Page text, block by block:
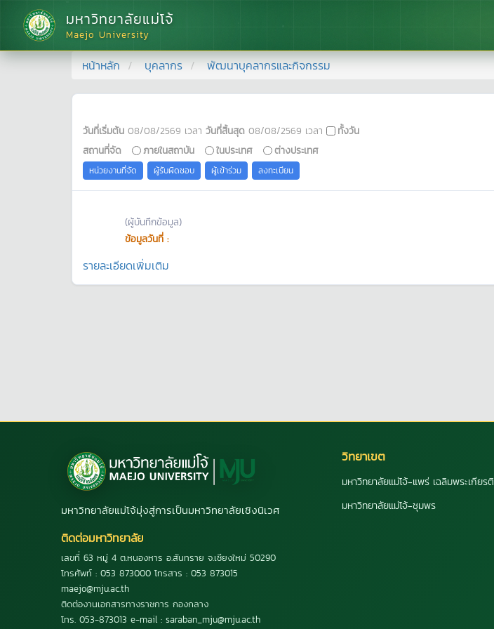
มหาวิทยาลัยแม่โจ้
Maejo University
หน้าหลัก บุคลากร พัฒนาบุคลากรและกิจกรรม
วันที่เริ่มต้น 08/08/2569 เวลา วันที่สิ้นสุด 08/08/2569 เวลา
ทั้งวัน
สถานที่จัด
ภายในสถาบัน ในประเทศ ต่างประเทศ
หน่วยงานที่จัด ผู้รับผิดชอบ ผู้เข้าร่วม ลงทะเบียน
(ผู้บันทึกข้อมูล)
ข้อมูลวันที่ :
รายละเอียดเพิ่มเติม
มหาวิทยาลัยแม่โจ้มุ่งสู่การเป็นมหาวิทยาลัยเชิงนิเวศ
ติดต่อมหาวิทยาลัย
เลขที่ 63 หมู่ 4 ต.หนองหาร อ.สันทราย จ.เชียงใหม่ 50290
โทรศัพท์ : 053 873000 โทรสาร : 053 873015
maejo@mju.ac.th
ติดต่องานเอกสารทางราชการ กองกลาง
โทร. 053-873013 e-mail : saraban_mju@mju.ac.th
วิทยาเขต
มหาวิทยาลัยแม่โจ้-แพร่ เฉลิมพระเกียรติ
มหาวิทยาลัยแม่โจ้-ชุมพร